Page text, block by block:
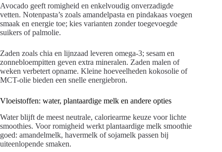
Avocado geeft romigheid en enkelvoudig onverzadigde
vetten. Notenpasta’s zoals amandelpasta en pindakaas voegen
smaak en energie toe; kies varianten zonder toegevoegde
suikers of palmolie.
Zaden zoals chia en lijnzaad leveren omega-3; sesam en
zonnebloempitten geven extra mineralen. Zaden malen of
weken verbetert opname. Kleine hoeveelheden kokosolie of
MCT-olie bieden een snelle energiebron.
Vloeistoffen: water, plantaardige melk en andere opties
Water blijft de meest neutrale, caloriearme keuze voor lichte
smoothies. Voor romigheid werkt plantaardige melk smoothie
goed: amandelmelk, havermelk of sojamelk passen bij
uiteenlopende smaken.